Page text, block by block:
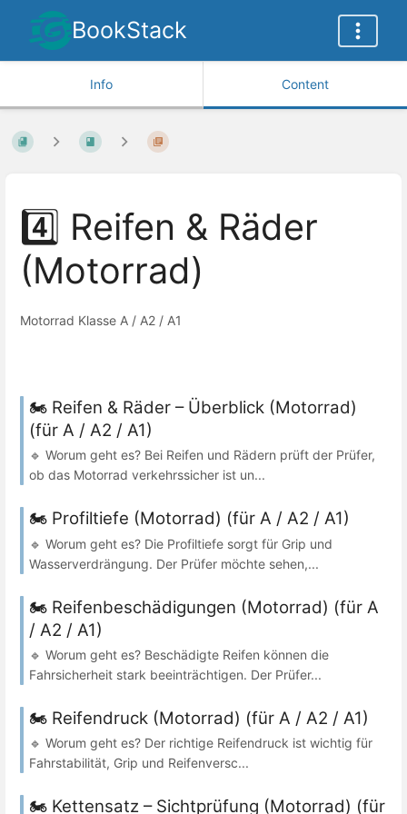
BookStack
Info Content
4️⃣ Reifen & Räder
(Motorrad)
Motorrad Klasse A / A2 / A1
🏍️ Reifen & Räder – Überblick (Motorrad)
(für A / A2 / A1)
🔹 Worum geht es? Bei Reifen und Rädern prüft der Prüfer,
ob das Motorrad verkehrssicher ist un...
🏍️ Profiltiefe (Motorrad) (für A / A2 / A1)
🔹 Worum geht es? Die Profiltiefe sorgt für Grip und
Wasserverdrängung. Der Prüfer möchte sehen,...
🏍️ Reifenbeschädigungen (Motorrad) (für A
/ A2 / A1)
🔹 Worum geht es? Beschädigte Reifen können die
Fahrsicherheit stark beeinträchtigen. Der Prüfer...
🏍️ Reifendruck (Motorrad) (für A / A2 / A1)
🔹 Worum geht es? Der richtige Reifendruck ist wichtig für
Fahrstabilität, Grip und Reifenversc...
🏍️ Kettensatz – Sichtprüfung (Motorrad) (für